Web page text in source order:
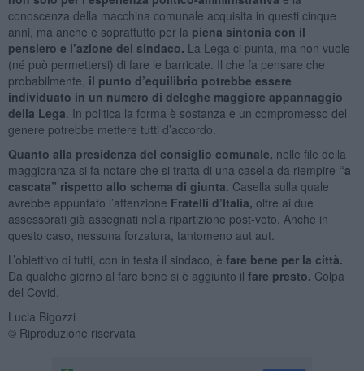
conoscenza della macchina comunale acquisita in questi cinque
anni, ma anche e soprattutto per la piena sintonia con il
pensiero e l’azione del sindaco. La Lega ci punta, ma non vuole
(né può permettersi) di fare le barricate. Il che fa pensare che
probabilmente, il punto d’equilibrio potrebbe essere
individuato in un numero di deleghe maggiore appannaggio
della Lega . In politica la forma è sostanza e un compromesso del
genere potrebbe mettere tutti d’accordo.
Quanto alla presidenza del consiglio comunale, nelle file della
maggioranza si fa notare che si tratta di una casella da riempire “a
cascata” rispetto allo schema di giunta. Casella sulla quale
avrebbe appuntato l’attenzione Fratelli d’Italia, oltre ai due
assessorati già assegnati nella ripartizione post-voto. Anche in
questo caso, nessuna forzatura, tantomeno aut aut.
L’obiettivo di tutti, con in testa il sindaco, è fare bene per la città.
Da qualche giorno al fare bene si è aggiunto il fare presto. Colpa
del Covid.
Lucia Bigozzi
© Riproduzione riservata